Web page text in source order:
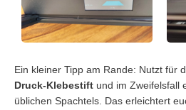
Ein kleiner Tipp am Rande: Nutzt für
Druck-Klebestift und im Zweifelsfall
üblichen Spachtels. Das erleichtert